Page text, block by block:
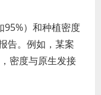
95%）和种植密度
告。例如，某案
密度与原生发接